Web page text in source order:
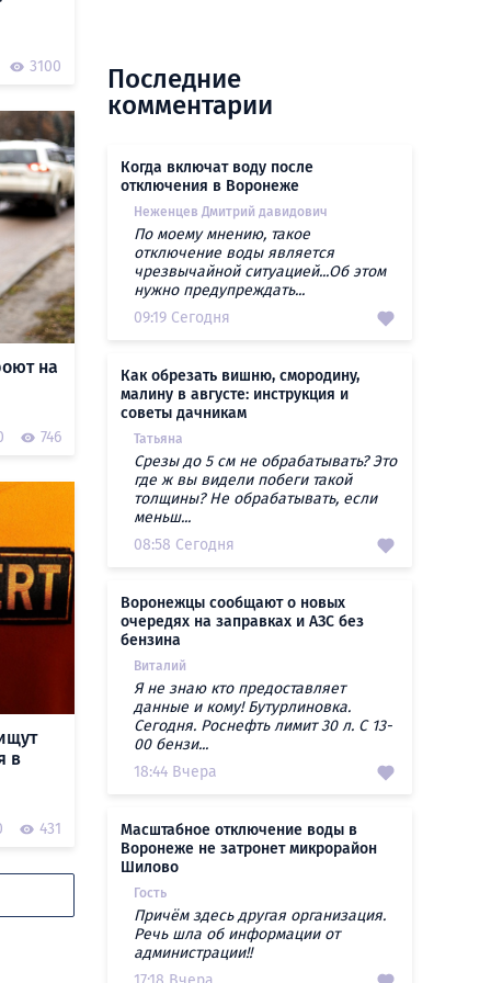
3100
на
746
в
431
Последние
комментарии
Когда включат воду после
отключения в Воронеже
Неженцев Дмитрий давидович
По моему мнению, такое
отключение воды является
чрезвычайной ситуацией...Об этом
нужно предупреждать...
09:19 Сегодня
Как обрезать вишню, смородину,
малину в августе: инструкция и
советы дачникам
Татьяна
Срезы до 5 см не обрабатывать? Это
где ж вы видели побеги такой
толщины? Не обрабатывать, если
меньш...
08:58 Сегодня
Воронежцы сообщают о новых
очередях на заправках и АЗС без
бензина
Виталий
Я не знаю кто предоставляет
данные и кому! Бутурлиновка.
Сегодня. Роснефть лимит 30 л. С 13-
00 бензи...
18:44 Вчера
Масштабное отключение воды в
Воронеже не затронет микрорайон
Шилово
Гость
Причём здесь другая организация.
Речь шла об информации от
администрации!!